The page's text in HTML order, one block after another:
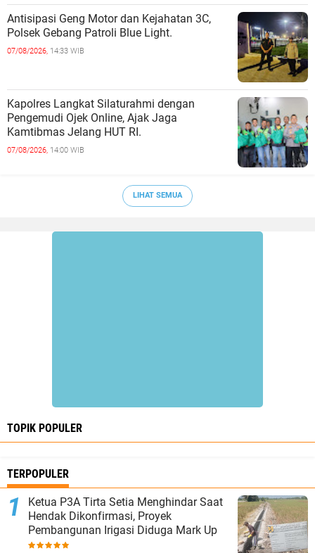
Antisipasi Geng Motor dan Kejahatan 3C,
Polsek Gebang Patroli Blue Light.
07/08/2026, 14:33 WIB
Kapolres Langkat Silaturahmi dengan
Pengemudi Ojek Online, Ajak Jaga
Kamtibmas Jelang HUT RI.
07/08/2026, 14:00 WIB
LIHAT SEMUA
TOPIK POPULER
TERPOPULER
Ketua P3A Tirta Setia Menghindar Saat
Hendak Dikonfirmasi, Proyek
Pembangunan Irigasi Diduga Mark Up